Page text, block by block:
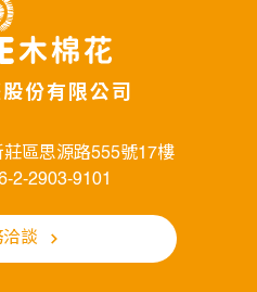
份有限公司
區思源路555號17樓
2-2903-9101
洽談